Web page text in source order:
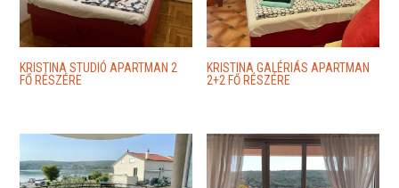
KRISTINA STUDIÓ APARTMAN 2
FŐ RÉSZÉRE
KRISTINA GALÉRIÁS APARTMAN
2+2 FŐ RÉSZÉRE